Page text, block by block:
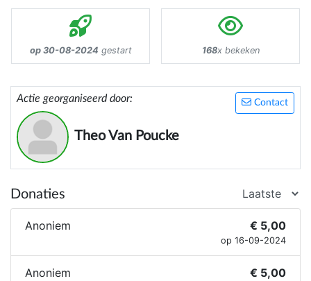
op 30-08-2024 gestart 168x bekeken
Contact
Actie georganiseerd door:
Theo Van Poucke
Donaties
Anoniem € 5,00
op 16-09-2024
Anoniem € 5,00